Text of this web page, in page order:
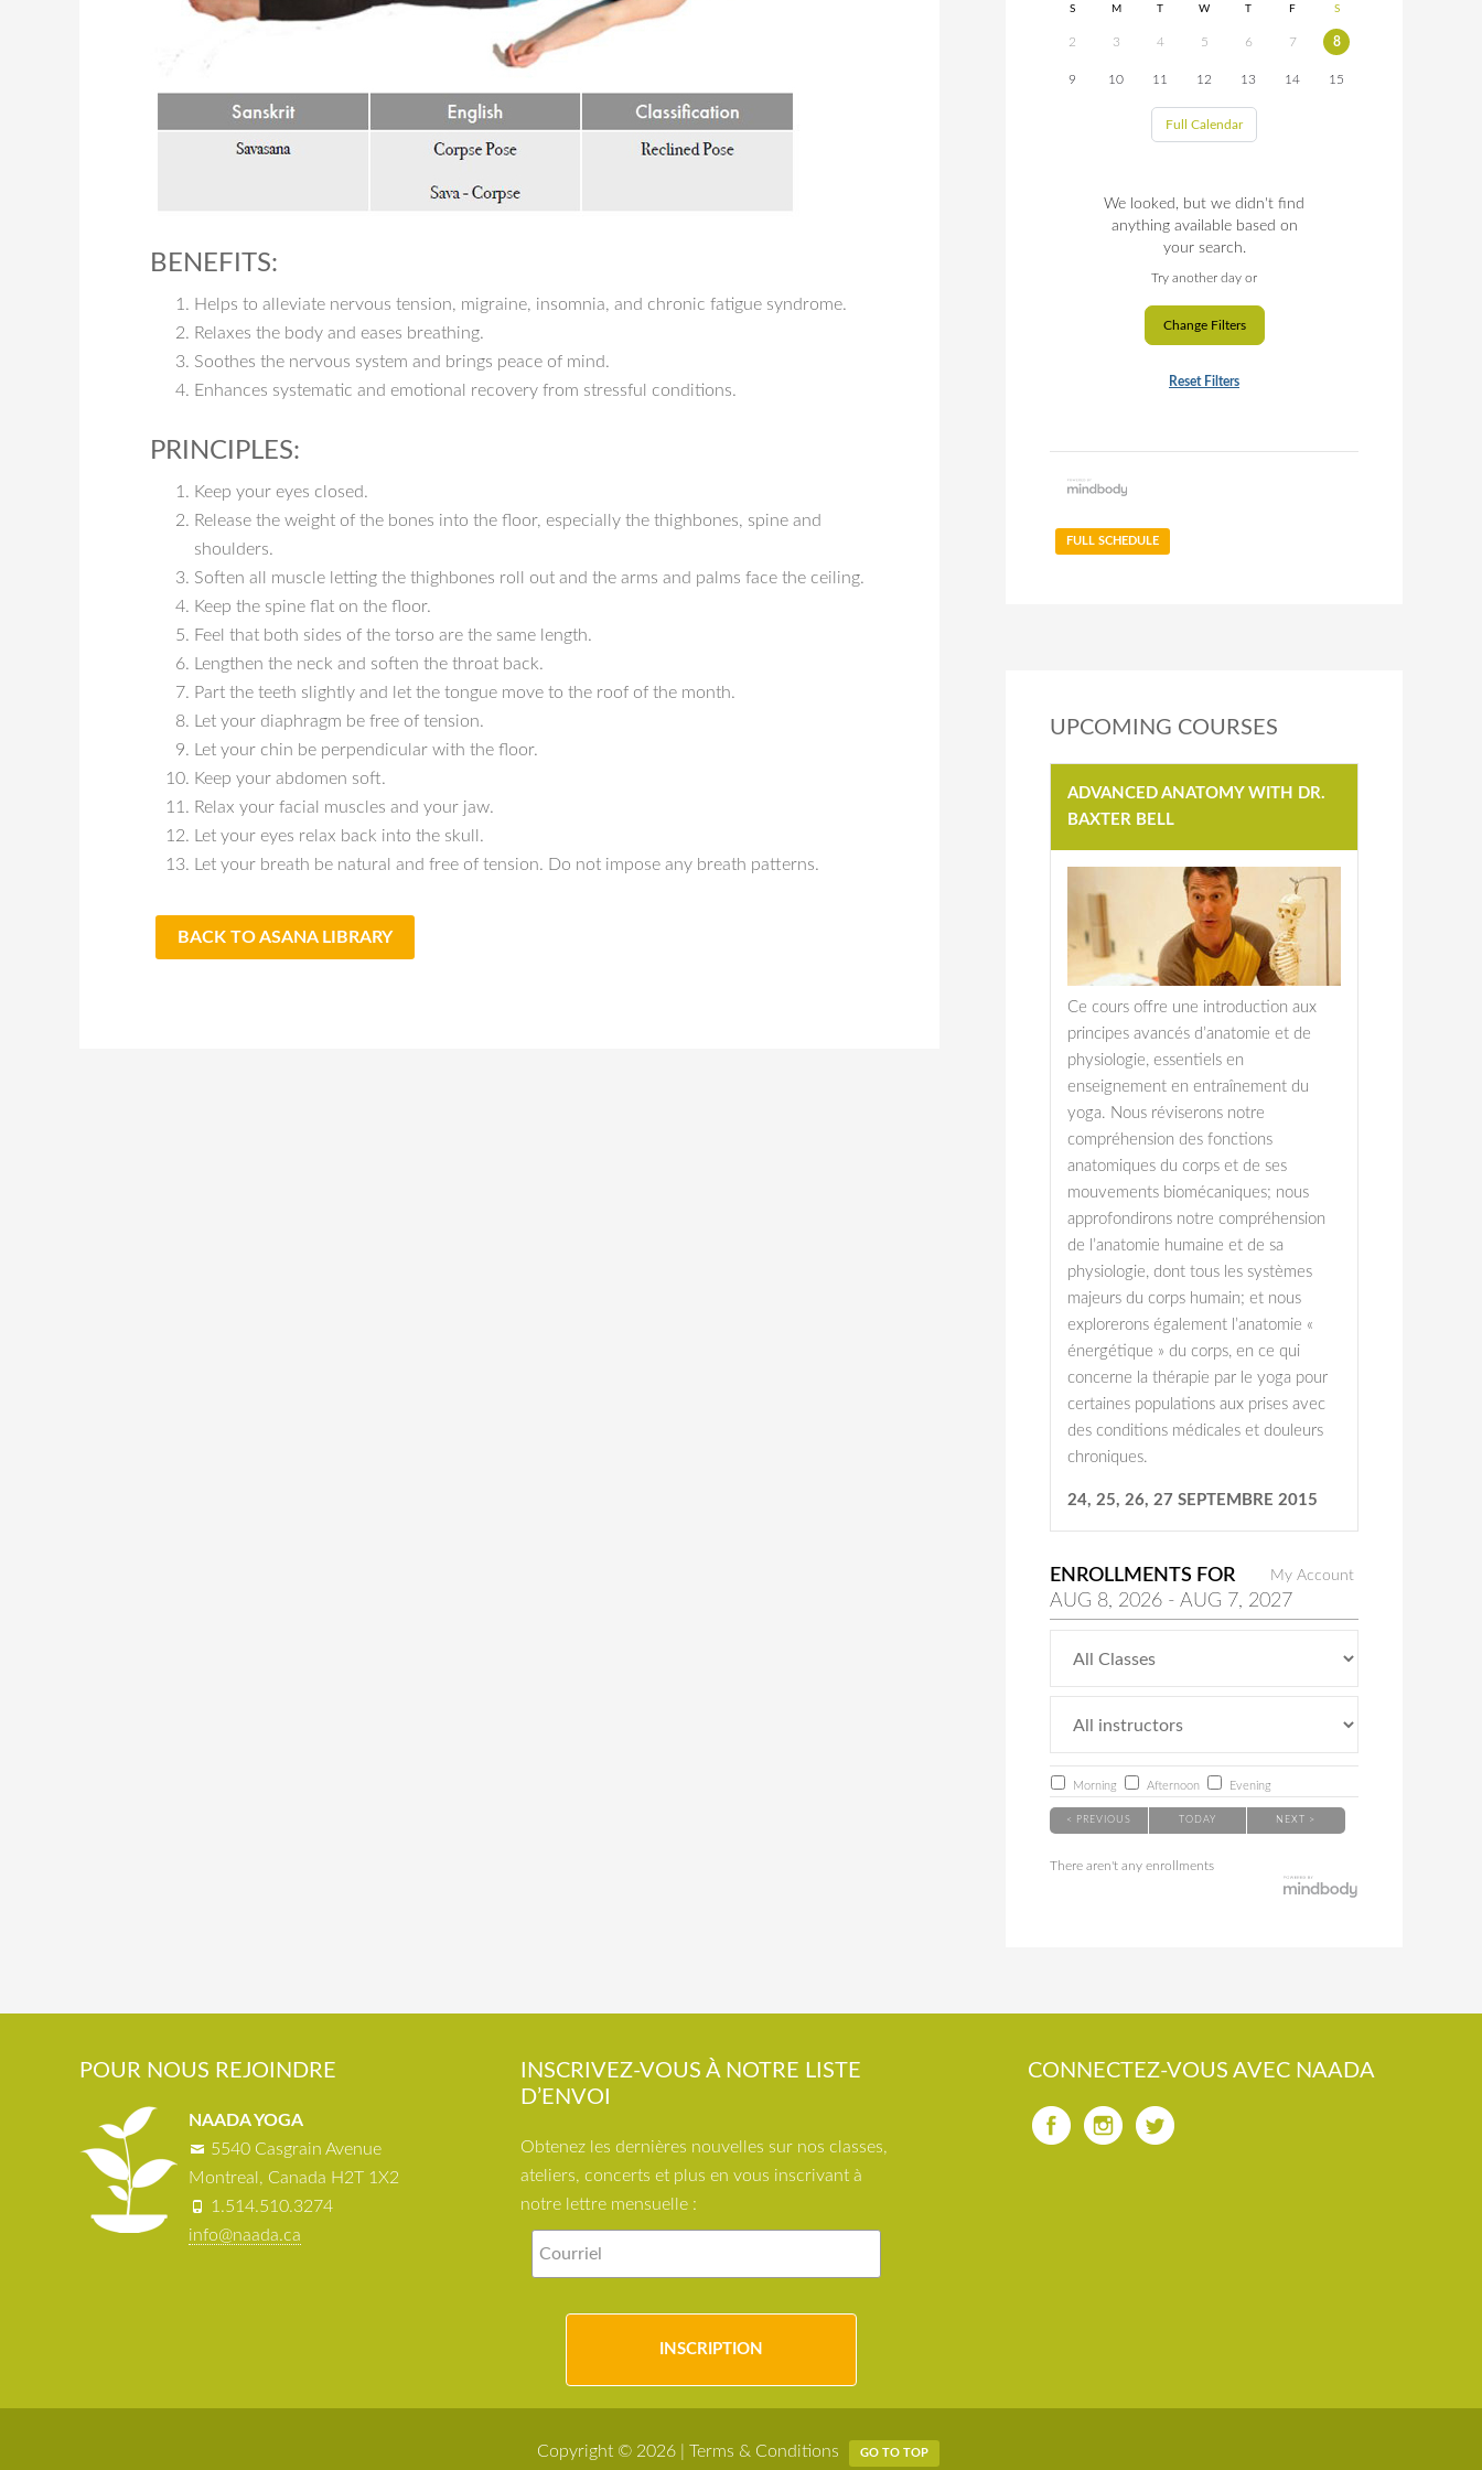
BENEFITS:
Helps to alleviate nervous tension, migraine, insomnia, and chronic fatigue syndrome.
Relaxes the body and eases breathing.
Soothes the nervous system and brings peace of mind.
Enhances systematic and emotional recovery from stressful conditions.
PRINCIPLES:
Keep your eyes closed.
Release the weight of the bones into the floor, especially the thighbones, spine and
shoulders.
Soften all muscle letting the thighbones roll out and the arms and palms face the ceiling.
Keep the spine flat on the floor.
Feel that both sides of the torso are the same length.
Lengthen the neck and soften the throat back.
Part the teeth slightly and let the tongue move to the roof of the month.
Let your diaphragm be free of tension.
Let your chin be perpendicular with the floor.
Keep your abdomen soft.
Relax your facial muscles and your jaw.
Let your eyes relax back into the skull.
Let your breath be natural and free of tension. Do not impose any breath patterns.
BACK TO ASANA LIBRARY
S M T W T F S
2 3 4 5 6 7 8
9 10 11 12 13 14 15
Full Calendar
We looked, but we didn't find
anything available based on
your search.
Try another day or
Change Filters
Reset Filters
FULL SCHEDULE
UPCOMING COURSES
ADVANCED ANATOMY WITH DR.
BAXTER BELL
Ce cours offre une introduction aux
principes avancés d’anatomie et de
physiologie, essentiels en
enseignement en entraînement du
yoga. Nous réviserons notre
compréhension des fonctions
anatomiques du corps et de ses
mouvements biomécaniques; nous
approfondirons notre compréhension
de l’anatomie humaine et de sa
physiologie, dont tous les systèmes
majeurs du corps humain; et nous
explorerons également l’anatomie «
énergétique » du corps, en ce qui
concerne la thérapie par le yoga pour
certaines populations aux prises avec
des conditions médicales et douleurs
chroniques.
24, 25, 26, 27 SEPTEMBRE 2015
My Account
ENROLLMENTS FOR
AUG 8, 2026 - AUG 7, 2027
Morning Afternoon Evening
< PREVIOUS TODAY NEXT >
There aren't any enrollments
POUR NOUS REJOINDRE
NAADA YOGA
5540 Casgrain Avenue
Montreal, Canada H2T 1X2
1.514.510.3274
info@naada.ca
INSCRIVEZ-VOUS À NOTRE LISTE
D’ENVOI
Obtenez les dernières nouvelles sur nos classes,
ateliers, concerts et plus en vous inscrivant à
notre lettre mensuelle :
CONNECTEZ-VOUS AVEC NAADA
Copyright © 2026 | Terms & Conditions GO TO TOP